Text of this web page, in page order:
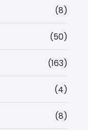
(8)
(50)
(163)
(4)
(8)